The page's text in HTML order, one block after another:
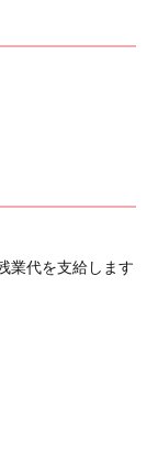
業代を支給します